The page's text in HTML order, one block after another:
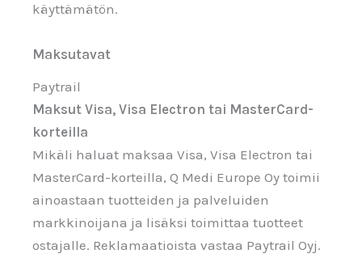
käyttämätön.
Maksutavat
Paytrail
Maksut Visa, Visa Electron tai MasterCard-
korteilla
Mikäli haluat maksaa Visa, Visa Electron tai
MasterCard-korteilla, Q Medi Europe Oy toimii
ainoastaan tuotteiden ja palveluiden
markkinoijana ja lisäksi toimittaa tuotteet
ostajalle. Reklamaatioista vastaa Paytrail Oyj.